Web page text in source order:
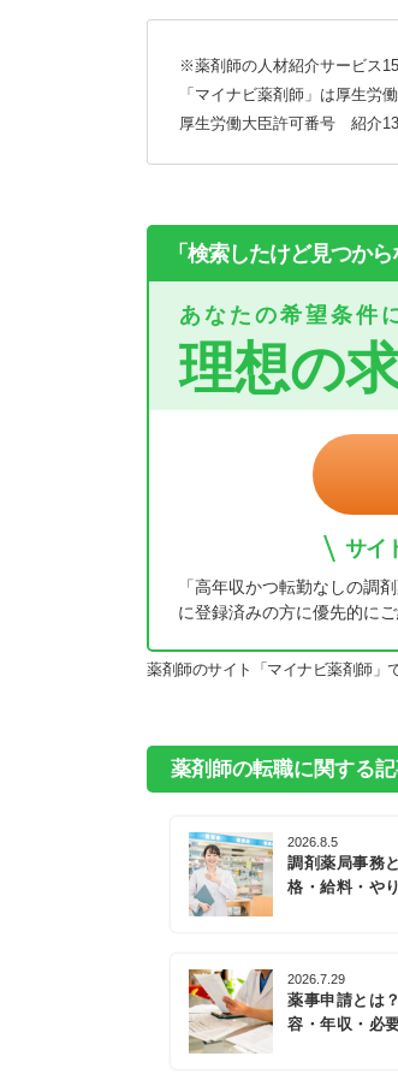
※薬剤師の人材紹介サービス
「マイナビ薬剤師」は厚生労
厚生労働大臣許可番号 紹介
「検索したけど見つか
あなたの希望条件
理想の
サイ
「高年収かつ転勤なしの調
に登録済みの方に優先的に
薬剤師のサイト「マイナビ薬剤師」
薬剤師の転職に関する
2026.8.5
調剤薬局事務
格・給料・や
2026.7.29
薬事申請とは
容・年収・必